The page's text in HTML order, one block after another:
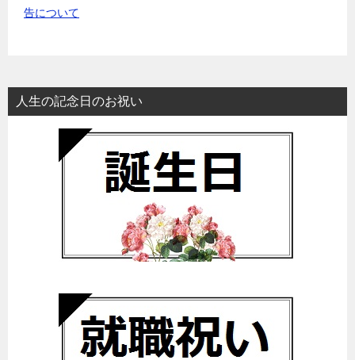
告について
人生の記念日のお祝い